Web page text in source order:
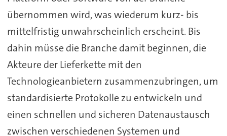
übernommen wird, was wiederum kurz- bis
mittelfristig unwahrscheinlich erscheint. Bis
dahin müsse die Branche damit beginnen, die
Akteure der Lieferkette mit den
Technologieanbietern zusammenzubringen, um
standardisierte Protokolle zu entwickeln und
einen schnellen und sicheren Datenaustausch
zwischen verschiedenen Systemen und